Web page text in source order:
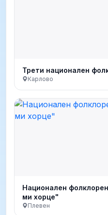
Трети национален
Карлово
Национален
ми хорце"
Плевен